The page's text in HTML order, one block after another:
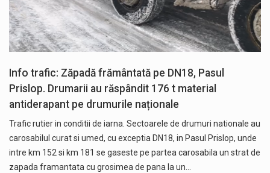
Info trafic: Zăpadă frământată pe DN18, Pasul
Prislop. Drumarii au răspândit 176 t material
antiderapant pe drumurile naționale
Trafic rutier in conditii de iarna. Sectoarele de drumuri nationale au
carosabilul curat si umed, cu exceptia DN18, in Pasul Prislop, unde
intre km 152 si km 181 se gaseste pe partea carosabila un strat de
zapada framantata cu grosimea de pana la un…